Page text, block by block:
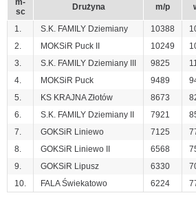
m-
sc
Drużyna m/p
1. S.K. FAMILY Dziemiany 10388
2.
MOKSiR Puck II 10249
3.
S.K. FAMILY Dziemiany III 9825
4.
MOKSiR Puck 9489
5.
KS KRAJNA Złotów 8673
6.
S.K. FAMILY Dziemiany II 7921
7.
GOKSiR Liniewo 7125
8.
GOKSiR Liniewo II 6568
9.
GOKSiR Lipusz 6330
10.
FALA Świekatowo 6224